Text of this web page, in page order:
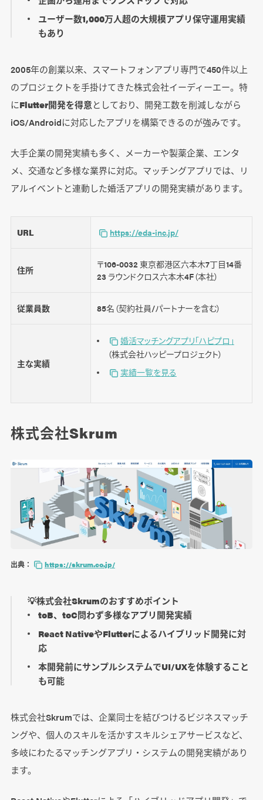
ユーザー数1,000万人超の大規模アプリ保守運用実績
もあり
2005年の創業以来、スマートフォンアプリ専門で450件以上
のプロジェクトを手掛けてきた株式会社イーディーエー。特
にFlutter開発を得意としており、開発工数を削減しながら
iOS/Androidに対応したアプリを構築できるのが強みです。
大手企業の開発実績も多く、メーカーや製薬企業、エンタ
メ、交通など多様な業界に対応。マッチングアプリでは、リ
アルイベントと連動した婚活アプリの開発実績があります。
URL https://eda-inc.jp/
住所
〒106-0032 東京都港区六本木7丁目14番
23 ラウンドクロス六本木4F（本社）
従業員数 85名（契約社員/パートナーを含む）
主な実績
婚活マッチングアプリ「ハピプロ」
（株式会社ハッピープロジェクト）
実績一覧を見る
株式会社Skrum
出典： https://skrum.co.jp/
💡株式会社Skrumのおすすめポイント
toB、toC問わず多様なアプリ開発実績
React NativeやFlutterによるハイブリッド開発に対
応
本開発前にサンプルシステムでUI/UXを体験すること
も可能
株式会社Skrumでは、企業同士を結びつけるビジネスマッチ
ングや、個人のスキルを活かすスキルシェアサービスなど、
多岐にわたるマッチングアプリ・システムの開発実績があり
ます。